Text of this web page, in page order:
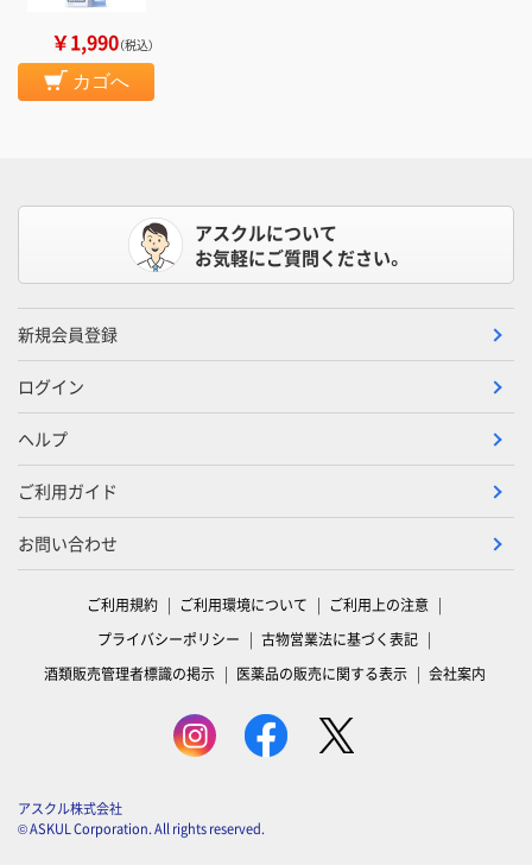
￥1,990（税込）
カゴへ
アスクルについて
お気軽にご質問ください。
新規会員登録
ログイン
ヘルプ
ご利用ガイド
お問い合わせ
ご利用規約 ご利用環境について
ご利用上の注意
プライバシーポリシー
古物営業法に基づく表記
酒類販売管理者標識の掲示
医薬品の販売に関する表示 会社案内
アスクル株式会社
© ASKUL Corporation. All rights reserved.